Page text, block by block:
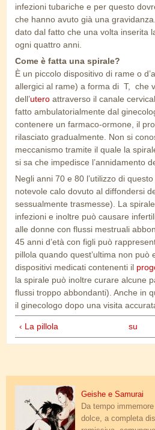
infezioni tubariche e per questo
che hanno avuto già una
dato dal fatto che una volta inserita
ogni quattro anni.
Come è fatta una spirale?
È un piccolo dispositivo di rame o
allergici al rame) a forma di T, che
dell’utero attraverso il canale
fatto ambulatorialmente dal
contenere un farmaco-ormone, il
rilasciato gradualmente. Non si
meccanismo tramite il quale la
si sa che impedisce l’annidamento
Negli anni 70 e 80 l’utilizzo di
notevole calo dovuto al diffondersi
sessualmente trasmesse). La
infezioni e inoltre può causare
alle donne con flussi mestruali
45 anni d’età con figli può
pillola quando quest’ultima non può
dispositivi medicati contenenti il
la spirale può inoltre curare alcune
flussi troppo abbondanti). Anche in
il ginecologo dopo una visita
‹ La pillola su
geisha_samurai.jpgGeishe e Samurai
Da tempo
dolce, a completa